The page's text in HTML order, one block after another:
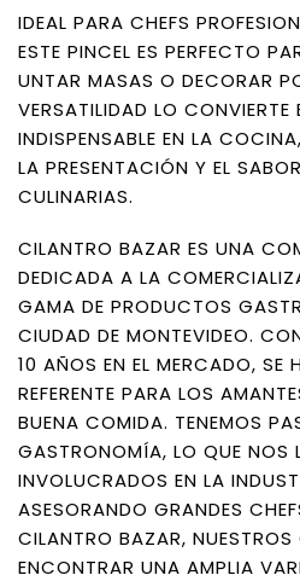
IDEAL PARA CHEFS
ESTE PINCEL ES PERFECTO
UNTAR MASAS O DECORAR
VERSATILIDAD LO CONVIERTE
INDISPENSABLE EN LA
LA PRESENTACIÓN Y EL
CULINARIAS.
CILANTRO BAZAR ES UNA
DEDICADA A LA
GAMA DE PRODUCTOS
CIUDAD DE MONTEVIDEO.
10 AÑOS EN EL MERCADO, SE
REFERENTE PARA LOS
BUENA COMIDA. TENEMOS
GASTRONOMÍA, LO QUE NOS
INVOLUCRADOS EN LA
ASESORANDO GRANDES
CILANTRO BAZAR, NUESTROS
ENCONTRAR UNA AMPLIA